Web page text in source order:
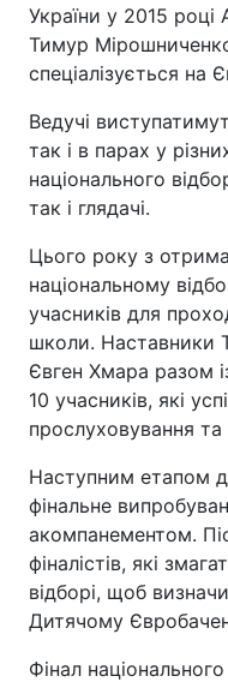
України у 2015 році
Тимур
спеціалізується на
Ведучі
так і в парах у
національного
так і глядачі.
Цього року з
національному
учасників для
школи. Наставники
Євген Хмара разом
10 учасників, які
прослуховування та
Наступним етапом
фінальне
акомпанементом.
фіналістів, які
відборі, щоб
Дитячому
Фінал